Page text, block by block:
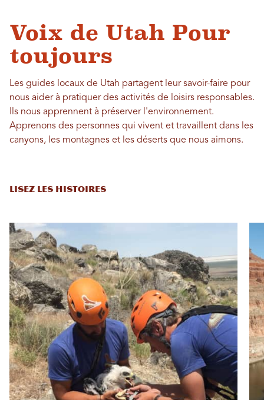
Voix de Utah Pour
toujours
Les guides locaux de Utah partagent leur savoir-faire pour
nous aider à pratiquer des activités de loisirs responsables.
Ils nous apprennent à préserver l'environnement.
Apprenons des personnes qui vivent et travaillent dans les
canyons, les montagnes et les déserts que nous aimons.
LISEZ LES HISTOIRES